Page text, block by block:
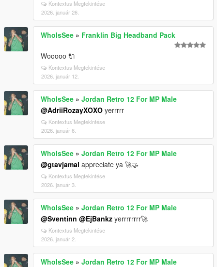
Kontextus Megtekintése
2026. január 26.
WhoIsSee » Franklin Big Headband Pack
Wooooo 🔌
Kontextus Megtekintése
2026. január 12.
WhoIsSee » Jordan Retro 12 For MP Male
@AdriiRozayXOXO yerrrrr
Kontextus Megtekintése
2026. január 6.
WhoIsSee » Jordan Retro 12 For MP Male
@gtavjamal appreciate ya 🚀🤝
Kontextus Megtekintése
2026. január 3.
WhoIsSee » Jordan Retro 12 For MP Male
@Sventinn @EjBankz yerrrrrrrr🚀
Kontextus Megtekintése
2026. január 2.
WhoIsSee » Jordan Retro 12 For MP Male